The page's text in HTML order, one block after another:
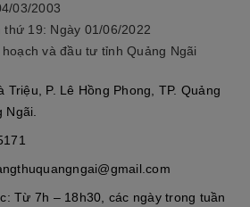
03/2003
19: Ngày 01/06/2022
và đầu tư tỉnh Quảng Ngãi
Triệu, P. Lê Hồng Phong, TP. Quảng
Ngãi.
Từ 7h – 18h30, các ngày trong tuần